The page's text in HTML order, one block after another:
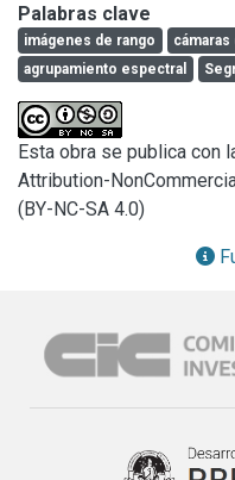
de las superficies
un método de
información de
los vectores normales
segmentación. Los
estructura subyacente
información, llamadas
clustering espectral
agrupamientos que
al combinar las tres
mejoras en los
Palabras clave
imágenes de rango
agrupamiento espectral
Esta obra se publica con
Attribution-
(BY-NC-SA 4.0)